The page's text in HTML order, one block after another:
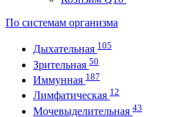
По системам организма
Дыхательная 105
Зрительная 50
Иммунная 187
Лимфатическая 12
Мочевыделительная 43